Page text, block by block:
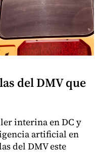
del DMV que
interina en DC y
artificial en
del DMV este